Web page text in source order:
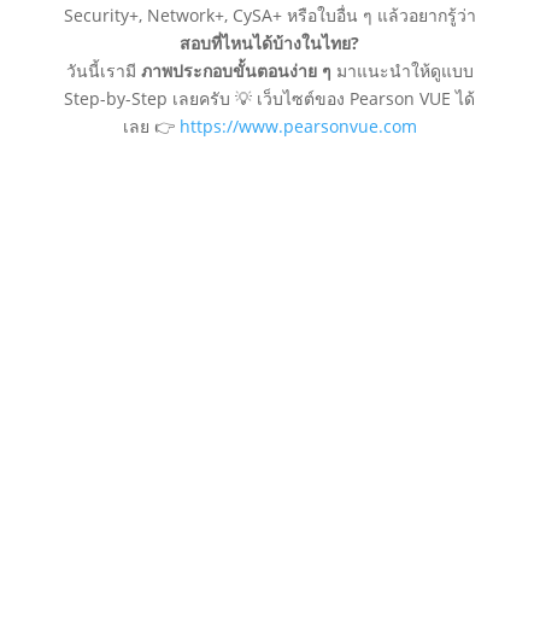
Security+, Network+, CySA+ หรือใบอื่น ๆ แล้วอยากรู้ว่า
สอบที่ไหนได้บ้างในไทย?
วันนี้เรามี ภาพประกอบขั้นตอนง่าย ๆ มาแนะนำให้ดูแบบ
Step-by-Step เลยครับ 💡 เว็บไซต์ของ Pearson VUE ได้
เลย 👉 https://www.pearsonvue.com